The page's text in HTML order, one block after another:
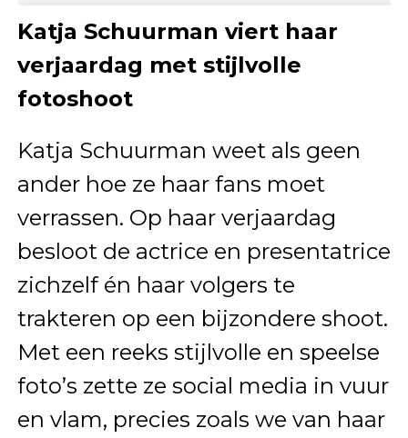
Katja Schuurman viert haar
verjaardag met stijlvolle
fotoshoot
Katja Schuurman weet als geen
ander hoe ze haar fans moet
verrassen. Op haar verjaardag
besloot de actrice en presentatrice
zichzelf én haar volgers te
trakteren op een bijzondere shoot.
Met een reeks stijlvolle en speelse
foto’s zette ze social media in vuur
en vlam, precies zoals we van haar